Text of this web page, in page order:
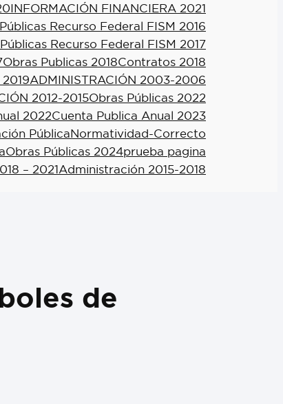
INFORMACIÓN FINANCIERA 2021
Recurso Federal FISM 2016
Recurso Federal FISM 2017
Obras Publicas 2018Contratos 2018
ADMINISTRACIÓN 2003-2006
2012-2015Obras Públicas 2022
2022Cuenta Publica Anual 2023
PúblicaNormatividad-Correcto
Obras Públicas 2024prueba pagina
– 2021Administración 2015-2018
de